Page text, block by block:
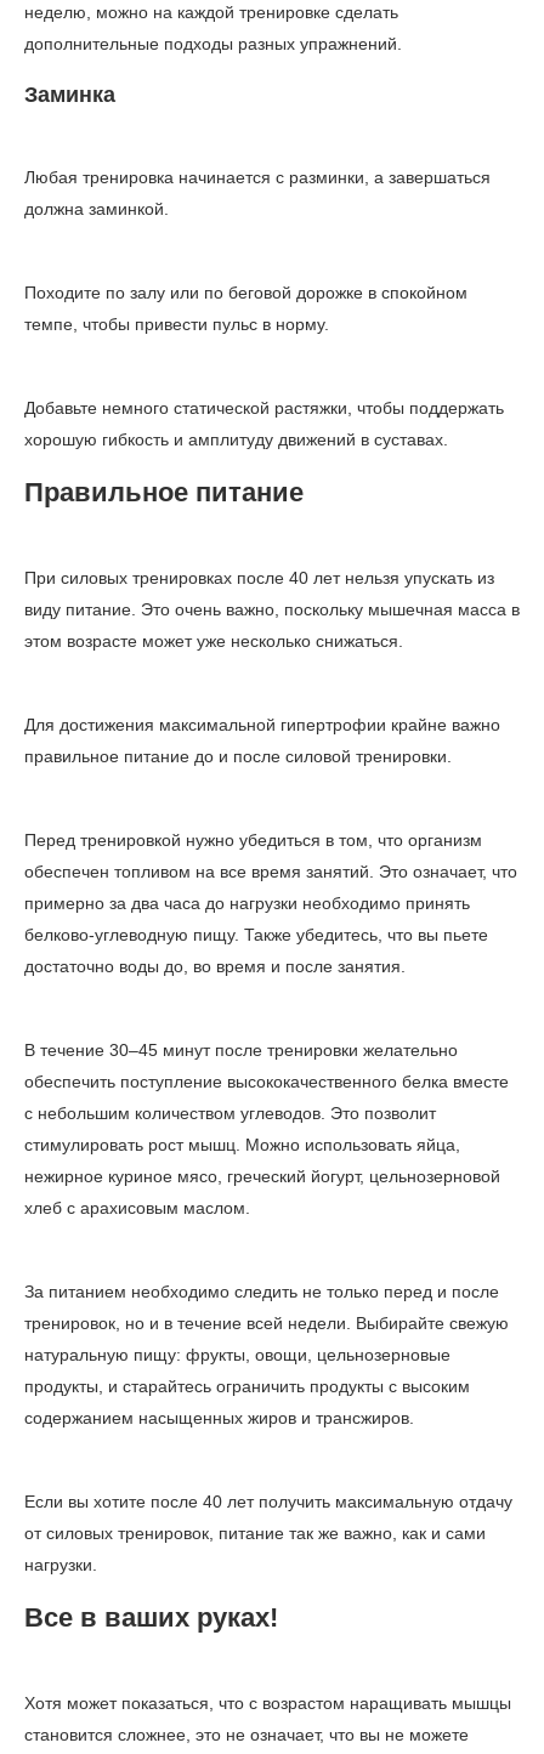
неделю, можно на каждой тренировке сделать
дополнительные подходы разных упражнений.
Заминка
Любая тренировка начинается с разминки, а завершаться
должна заминкой.
Походите по залу или по беговой дорожке в спокойном
темпе, чтобы привести пульс в норму.
Добавьте немного статической растяжки, чтобы поддержать
хорошую гибкость и амплитуду движений в суставах.
Правильное питание
При силовых тренировках после 40 лет нельзя упускать из
виду питание. Это очень важно, поскольку мышечная масса в
этом возрасте может уже несколько снижаться.
Для достижения максимальной гипертрофии крайне важно
правильное питание до и после силовой тренировки.
Перед тренировкой нужно убедиться в том, что организм
обеспечен топливом на все время занятий. Это означает, что
примерно за два часа до нагрузки необходимо принять
белково-углеводную пищу. Также убедитесь, что вы пьете
достаточно воды до, во время и после занятия.
В течение 30–45 минут после тренировки желательно
обеспечить поступление высококачественного белка вместе
с небольшим количеством углеводов. Это позволит
стимулировать рост мышц. Можно использовать яйца,
нежирное куриное мясо, греческий йогурт, цельнозерновой
хлеб с арахисовым маслом.
За питанием необходимо следить не только перед и после
тренировок, но и в течение всей недели. Выбирайте свежую
натуральную пищу: фрукты, овощи, цельнозерновые
продукты, и старайтесь ограничить продукты с высоким
содержанием насыщенных жиров и трансжиров.
Если вы хотите после 40 лет получить максимальную отдачу
от силовых тренировок, питание так же важно, как и сами
нагрузки.
Все в ваших руках!
Хотя может показаться, что с возрастом наращивать мышцы
становится сложнее, это не означает, что вы не можете